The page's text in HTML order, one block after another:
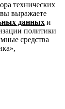
технических
выражаете
данных и
политики
средства